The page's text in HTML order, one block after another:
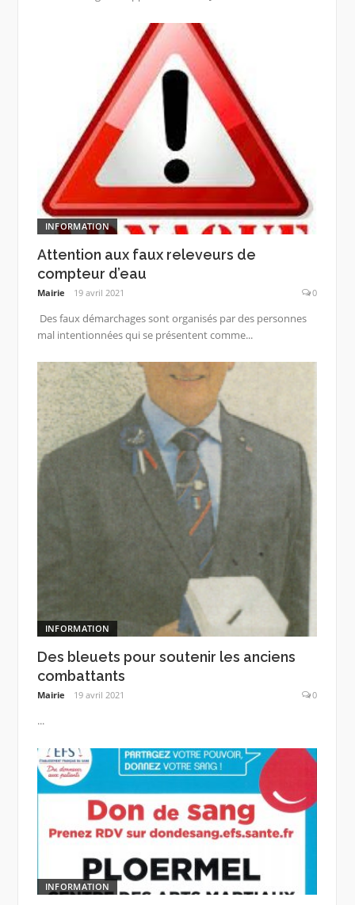
INFORMATION
Attention aux faux releveurs de
compteur d’eau
Mairie 19 avril 2021 0
Des faux démarchages sont organisés par des personnes
mal intentionnées qui se présentent comme...
INFORMATION
Des bleuets pour soutenir les anciens
combattants
Mairie 19 avril 2021 0
...
INFORMATION